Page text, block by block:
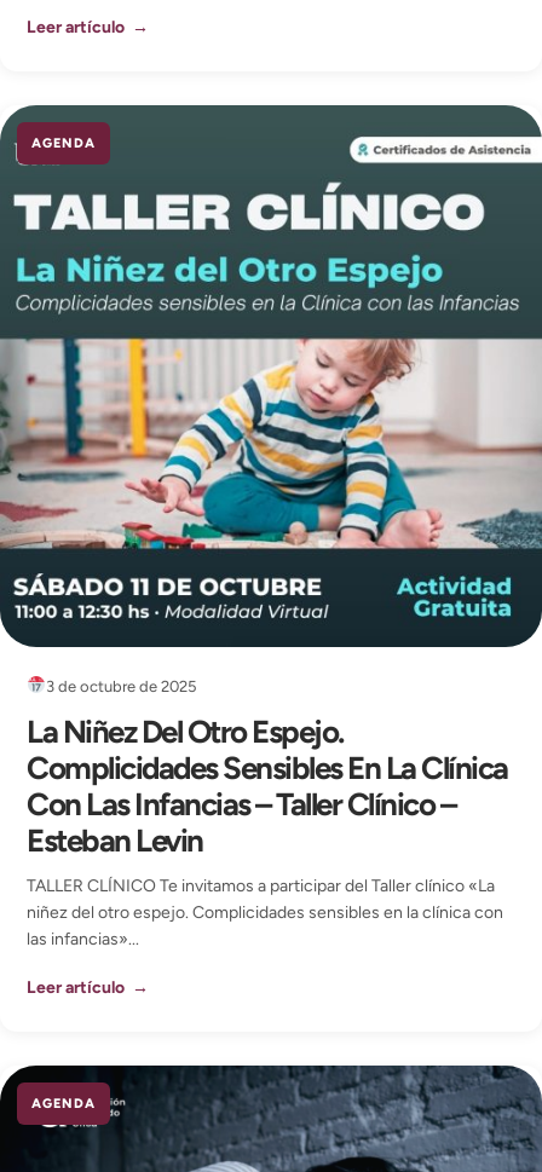
Leer artículo →
AGENDA
3 de octubre de 2025
La Niñez Del Otro Espejo.
Complicidades Sensibles En La Clínica
Con Las Infancias – Taller Clínico –
Esteban Levin
TALLER CLÍNICO Te invitamos a participar del Taller clínico «La
niñez del otro espejo. Complicidades sensibles en la clínica con
las infancias»...
Leer artículo →
AGENDA